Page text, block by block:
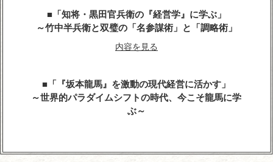
「知将・黒田官兵衛の『経営学』に学ぶ」
～竹中半兵衛と双璧の「名参謀術」と「調略術」
内容を見る
「『坂本龍馬』を激動の現代経営に活かす」
～世界的パラダイムシフトの時代、今こそ龍馬に学
ぶ～